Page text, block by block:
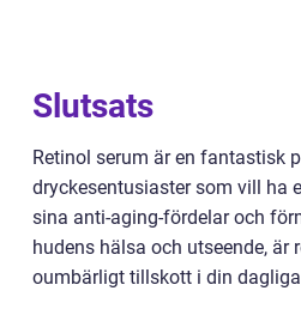
Slutsats
Retinol serum är en fantastisk
dryckesentusiaster som vill ha
sina anti-aging-fördelar och
hudens hälsa och utseende, är
oumbärligt tillskott i din